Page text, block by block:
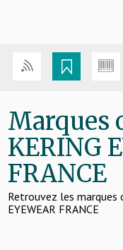
Marques
KERING
FRANCE
Retrouvez les marques
EYEWEAR FRANCE